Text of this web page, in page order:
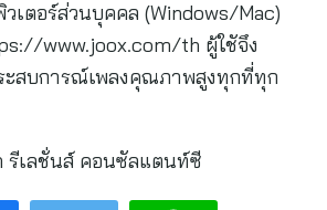
เตอร์ส่วนบุคคล (Windows/Mac)
www.joox.com/th ผู้ใชัจึง
ะสบการณ์เพลงคุณภาพสูงทุกที่ทุก
รีเลชั่นส์ คอนซัลแตนท์ซี